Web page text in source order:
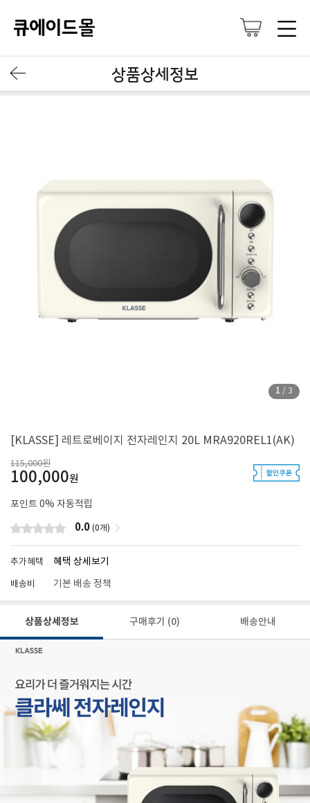
상품상세정보
1 / 3
[KLASSE] 레트로베이지 전자레인지 20L MRA920REL1(AK)
115,000원
100,000원
포인트 0% 자동적립
0.0 (0개)
추가혜택 혜택 상세보기
배송비 기본 배송 정책
상품상세정보 구매후기 (0) 배송안내